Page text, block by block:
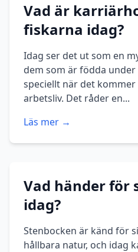
Vad är
fiskarna idag?
Idag ser det ut som en
dem som är födda
speciellt när det
arbetsliv. Det råder en...
Läs mer →
Vad händer för
idag?
Stenbocken är känd för
hållbara natur, och idag